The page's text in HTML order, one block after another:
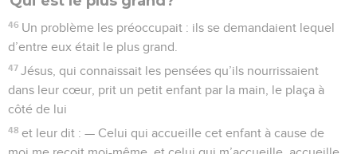
46 Un problème les préoccupait : ils se demandaient lequel
d’entre eux était le plus grand.
47 Jésus, qui connaissait les pensées qu’ils nourrissaient
dans leur cœur, prit un petit enfant par la main, le plaça à
côté de lui
48 et leur dit : — Celui qui accueille cet enfant à cause de